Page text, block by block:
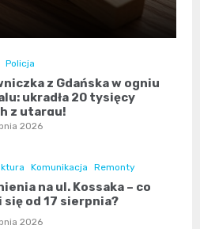
Policja
z Gdańska w ogniu
ukradła 20 tysięcy
z utargu!
2026
Komunikacja Remonty
na ul. Kossaka – co
się od 17 sierpnia?
2026